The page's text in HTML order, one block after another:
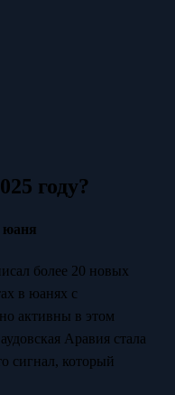
году?
юаня
более 20 новых
в юанях с
активны в этом
Аравия стала
сигнал, который